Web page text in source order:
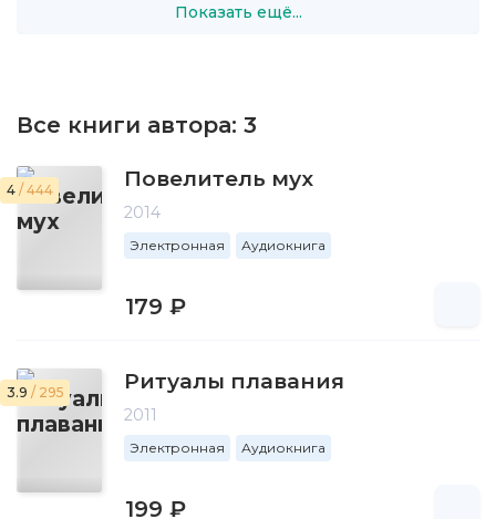
Показать ещё...
Все книги автора: 3
4 / 444 Повелитель мух
2014
Электронная Аудиокнига
179 ₽
3.9 / 295 Ритуалы плавания
2011
Электронная Аудиокнига
199 ₽